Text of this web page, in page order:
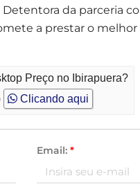
da parceria
a prestar o
Preço no Ibirapuera?
Clicando aqui
Email: *